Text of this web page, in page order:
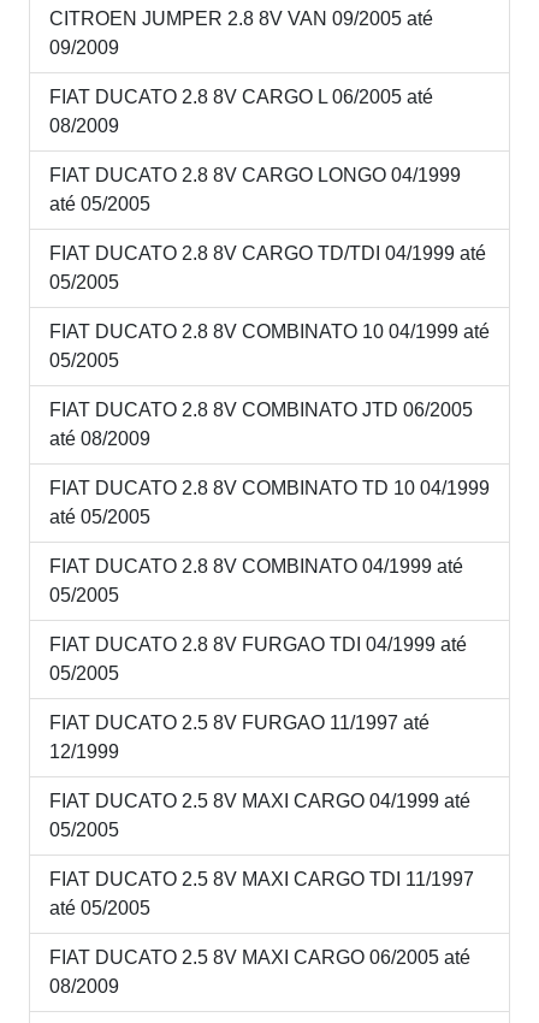
CITROEN JUMPER 2.8 8V VAN 09/2005 até
09/2009
FIAT DUCATO 2.8 8V CARGO L 06/2005 até
08/2009
FIAT DUCATO 2.8 8V CARGO LONGO 04/1999
até 05/2005
FIAT DUCATO 2.8 8V CARGO TD/TDI 04/1999 até
05/2005
FIAT DUCATO 2.8 8V COMBINATO 10 04/1999 até
05/2005
FIAT DUCATO 2.8 8V COMBINATO JTD 06/2005
até 08/2009
FIAT DUCATO 2.8 8V COMBINATO TD 10 04/1999
até 05/2005
FIAT DUCATO 2.8 8V COMBINATO 04/1999 até
05/2005
FIAT DUCATO 2.8 8V FURGAO TDI 04/1999 até
05/2005
FIAT DUCATO 2.5 8V FURGAO 11/1997 até
12/1999
FIAT DUCATO 2.5 8V MAXI CARGO 04/1999 até
05/2005
FIAT DUCATO 2.5 8V MAXI CARGO TDI 11/1997
até 05/2005
FIAT DUCATO 2.5 8V MAXI CARGO 06/2005 até
08/2009